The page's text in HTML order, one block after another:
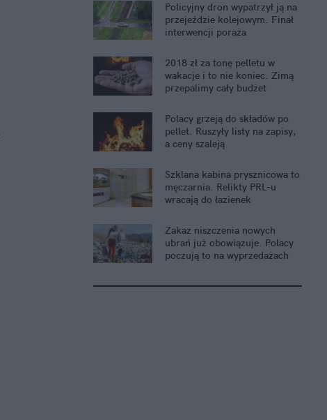
Policyjny dron wypatrzył ją na
przejeździe kolejowym. Finał
interwencji poraża
2018 zł za tonę pelletu w
wakacje i to nie koniec. Zimą
przepalimy cały budżet
Polacy grzeją do składów po
pellet. Ruszyły listy na zapisy,
a ceny szaleją
Szklana kabina prysznicowa to
męczarnia. Relikty PRL-u
wracają do łazienek
Zakaz niszczenia nowych
ubrań już obowiązuje. Polacy
poczują to na wyprzedażach